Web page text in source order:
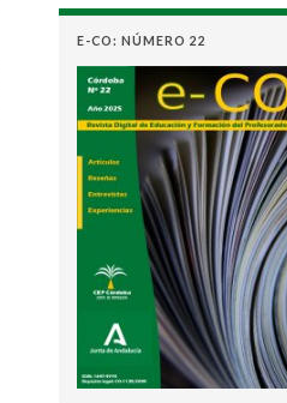
E-CO: NÚMERO 22